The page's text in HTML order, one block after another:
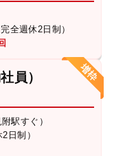
全週休2日制）
員）
駅すぐ）
日制）